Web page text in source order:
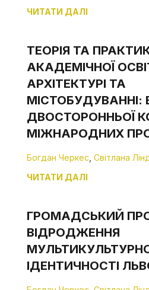
ЧИТАТИ ДАЛІ
ТЕОРІЯ ТА
АКАДЕМІЧНОЇ
АРХІТЕКТУРІ ТА
МІСТОБУДУВАННІ:
ДВОСТОРОННЬОЇ
МІЖНАРОДНИХ
Богдан Черкес Світлана
ЧИТАТИ ДАЛІ
ГРОМАДСЬКИЙ
ВІДРОДЖЕННЯ
ІДЕНТИЧНОСТІ